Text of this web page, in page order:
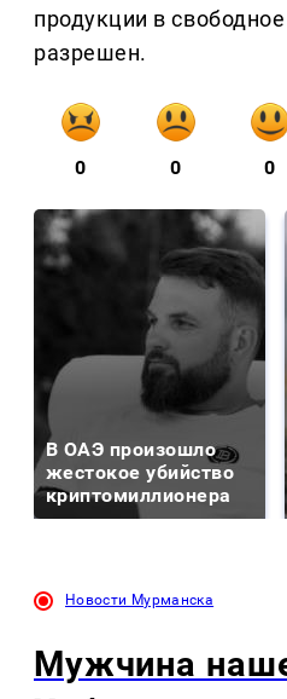
продукции в
разрешен.
0 0 0
В ОАЭ произошло
жестокое убийство
криптомиллионера
Новости Мурманска
Мужчина